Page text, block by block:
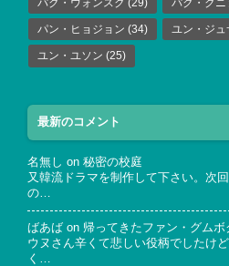
パン・ヒョジョン (34) ユン・ジュ
ユン・ユソン (25)
最新のコメント
名無し on 秘密の校庭
又韓流ドラマを制作して下さい。次
の…
ばあば on 帰ってきたファン・グムボ
ウヌさん辛くて悲しい役柄でしたけ
く…